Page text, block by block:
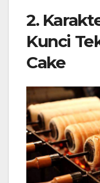
2.
Kunci
Cake